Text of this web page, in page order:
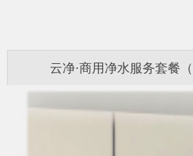
云净⋅商用净水服务套餐（